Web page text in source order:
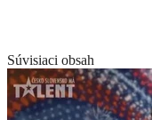
Súvisiaci obsah